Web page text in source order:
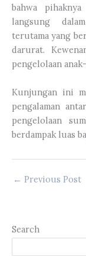
bahwa
langsung
terutama yang
darurat.
pengelolaan
Kunjungan ini
pengalaman
pengelolaan
berdampak luas
← Previous Post
Search